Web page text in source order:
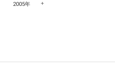
2005年